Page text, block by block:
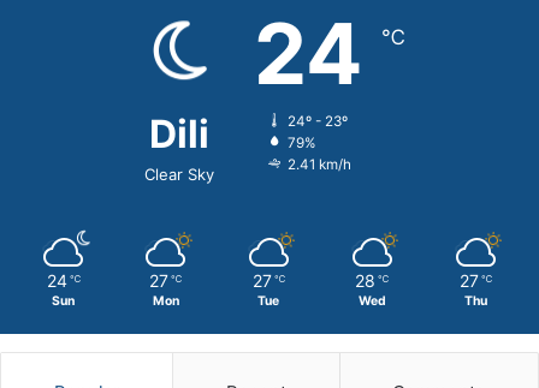
Dili
Clear Sky
24 ℃
24º - 23º
79%
2.41 km/h
24 ℃
Sun
27 ℃
Mon
27 ℃
Tue
28 ℃
Wed
27 ℃
Thu